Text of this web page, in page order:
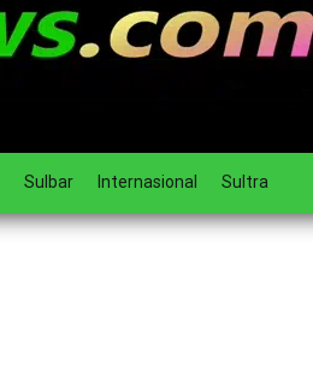
Sulbar Internasional Sultra